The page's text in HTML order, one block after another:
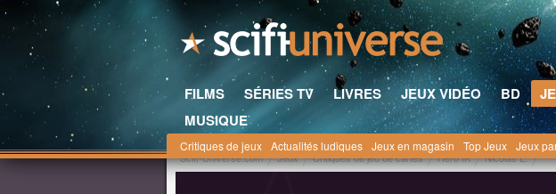
FILMS SÉRIES TV LIVRES JEUX VIDÉO BD
MUSIQUE
Critiques de jeux Actualités ludiques Jeux en magasin Top Jeux Jeux
Scifi-Universe.com Jeux Critiques de jeu de cartes Hero IK Nicolas L.